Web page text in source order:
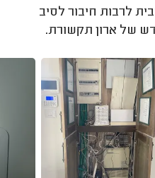
לרבות חיבור לסיב
של ארון תקשורת.